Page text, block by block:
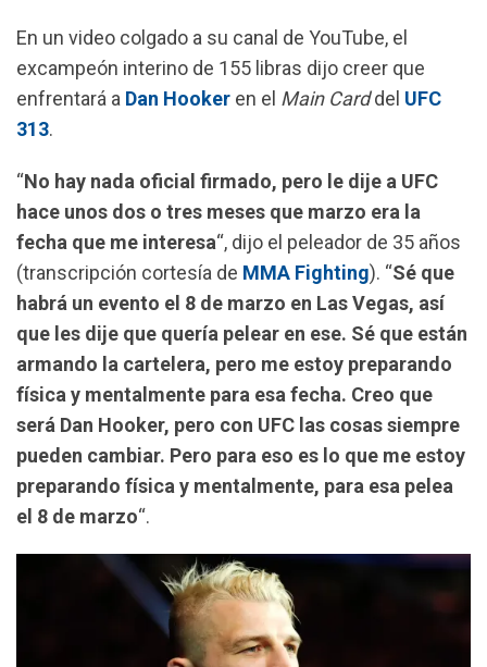
o
k
p
p
a
m
En un video colgado a su canal de YouTube, el
excampeón interino de 155 libras dijo creer que
enfrentará a Dan Hooker en el Main Carddel UFC
313.
“No hay nada oficial firmado, pero le dije a UFC
hace unos dos o tres meses que marzo era la
fecha que me interesa“, dijo el peleador de 35 años
(transcripción cortesía de MMA Fighting). “Sé que
habrá un evento el 8 de marzo en Las Vegas, así
que les dije que quería pelear en ese. Sé que están
armando la cartelera, pero me estoy preparando
física y mentalmente para esa fecha. Creo que
será Dan Hooker, pero con UFC las cosas siempre
pueden cambiar. Pero para eso es lo que me estoy
preparando física y mentalmente, para esa pelea
el 8 de marzo“.